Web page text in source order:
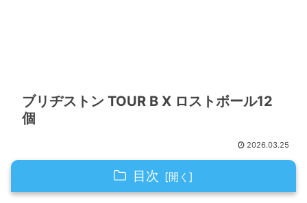
ブリヂストン TOUR B X ロストボール12
個
2026.03.25
目次